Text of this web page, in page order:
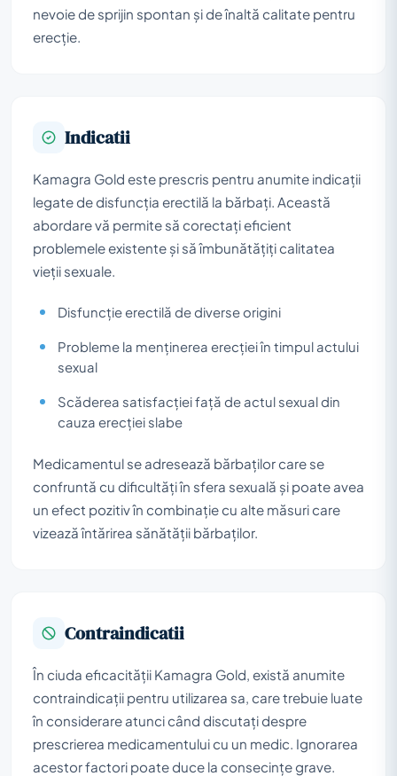
nevoie de sprijin spontan și de înaltă calitate pentru
erecție.
Indicatii
Kamagra Gold este prescris pentru anumite indicații
legate de disfuncția erectilă la bărbați. Această
abordare vă permite să corectați eficient
problemele existente și să îmbunătățiți calitatea
vieții sexuale.
Disfuncție erectilă de diverse origini
Probleme la menținerea erecției în timpul actului
sexual
Scăderea satisfacției față de actul sexual din
cauza erecției slabe
Medicamentul se adresează bărbaților care se
confruntă cu dificultăți în sfera sexuală și poate avea
un efect pozitiv în combinație cu alte măsuri care
vizează întărirea sănătății bărbaților.
Contraindicatii
În ciuda eficacității Kamagra Gold, există anumite
contraindicații pentru utilizarea sa, care trebuie luate
în considerare atunci când discutați despre
prescrierea medicamentului cu un medic. Ignorarea
acestor factori poate duce la consecințe grave.